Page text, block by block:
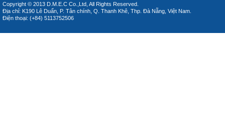
Copyright © 2013 D.M.E.C Co.,Ltd, All Rights Reserved.
Địa chỉ: K190 Lê Duẩn, P. Tân chính, Q. Thanh Khê, Thp. Đà Nẵng, Việt Nam.
Điện thoại: (+84) 5113752506